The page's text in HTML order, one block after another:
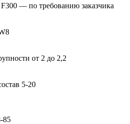
— по требованию заказчика
от 2 до 2,2
5-20
85